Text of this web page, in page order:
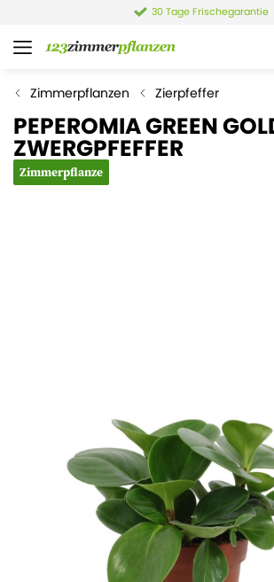
30 Tage Frischegarantie
Zimmerpflanzen Zierpfeffer
PEPEROMIA GREEN
ZWERGPFEFFER
Zimmerpflanze